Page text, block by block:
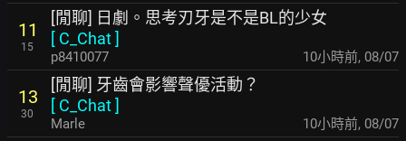
11
15
[閒聊] 日劇。思考刃牙是不是BL的少女
[ C_Chat]
p8410077 10小時前, 08/07
13
30
[閒聊] 牙齒會影響聲優活動？
[ C_Chat]
Marle 10小時前, 08/07